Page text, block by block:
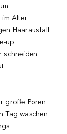
im Alter
Haarausfall
up
schneiden
große Poren
Tag waschen